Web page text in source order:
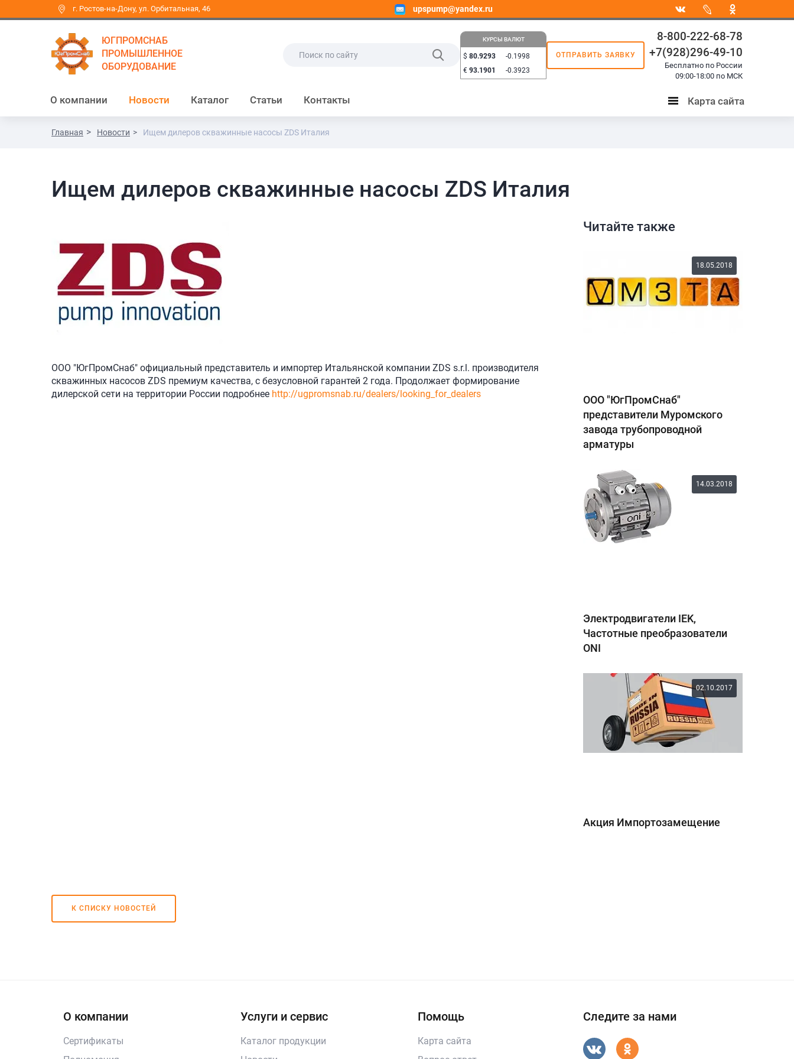
г. Ростов-на-Дону, ул. Орбитальная, 46 upspump@yandex.ru
ЮГПРОМСНАБ
ПРОМЫШЛЕННОЕ
ОБОРУДОВАНИЕ
КУРСЫ ВАЛЮТ
$ 80.9293
€ 93.1901
-0.1998
-0.3923
ОТПРАВИТЬ ЗАЯВКУ
8-800-222-68-78
+7(928)296-49-10
Бесплатно по России
09:00-18:00 по МСК
О компании Новости Каталог Статьи Контакты
Карта
сайта
Карта сайта
Главная Новости Ищем дилеров скважинные насосы ZDS Италия
Ищем дилеров скважинные насосы ZDS Италия
ООО "ЮгПромСнаб" официальный представитель и импортер Итальянской компании ZDS s.r.l. производителя
скважинных насосов ZDS премиум качества, с безусловной гарантей 2 года. Продолжает формирование
дилерской сети на территории России подробнее http://ugpromsnab.ru/dealers/looking_for_dealers
Читайте также
18.05.2018
ООО "ЮгПромСнаб"
представители Муромского
завода трубопроводной
арматуры
14.03.2018
Электродвигатели IEK,
Частотные преобразователи
ONI
02.10.2017
Акция Импортозамещение
К СПИСКУ НОВОСТЕЙ
О компании
Сертификаты
Услуги и сервис
Каталог продукции
Помощь
Карта сайта
Следите за нами